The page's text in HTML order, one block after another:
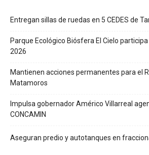
Entregan sillas de ruedas en 5 CEDES de
Parque Ecológico Biósfera El Cielo
2026
Mantienen acciones permanentes para el
Matamoros
Impulsa gobernador Américo Villarreal
CONCAMIN
Aseguran predio y autotanques en